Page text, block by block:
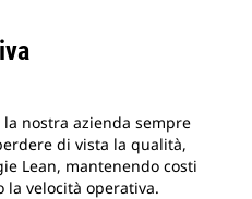
nostra azienda sempre
di vista la qualità,
Lean, mantenendo costi
velocità operativa.